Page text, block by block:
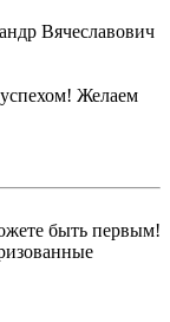
Вячеславович
Желаем
быть первым!